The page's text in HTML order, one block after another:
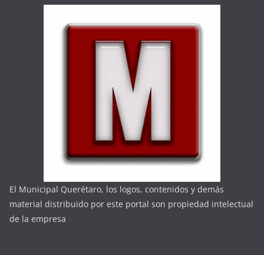
El Municipal Querétaro, los logos, contenidos y demás
material distribuido por este portal son propiedad intelectual
de la empresa